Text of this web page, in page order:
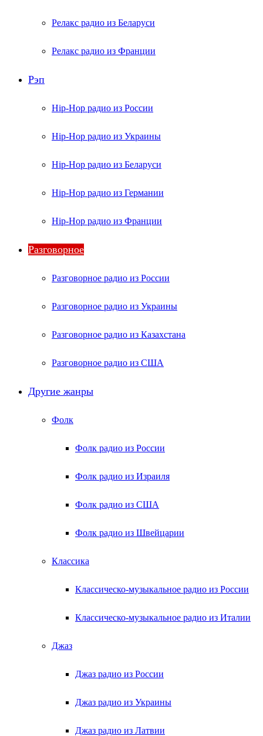
Релакс радио из Беларуси
Релакс радио из Франции
Рэп
Hip-Hop радио из России
Hip-Hop радио из Украины
Hip-Hop радио из Беларуси
Hip-Hop радио из Германии
Hip-Hop радио из Франции
Разговорное
Разговорное радио из России
Разговорное радио из Украины
Разговорное радио из Казахстана
Разговорное радио из США
Другие жанры
Фолк
Фолк радио из России
Фолк радио из Израиля
Фолк радио из США
Фолк радио из Швейцарии
Классика
Классическо-музыкальное радио из России
Классическо-музыкальное радио из Италии
Джаз
Джаз радио из России
Джаз радио из Украины
Джаз радио из Латвии